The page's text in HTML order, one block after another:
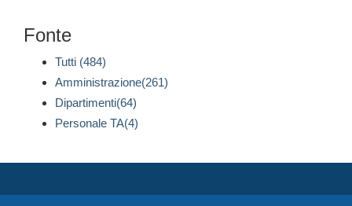
Fonte
Tutti (484)
Amministrazione(261)
Dipartimenti(64)
Personale TA(4)